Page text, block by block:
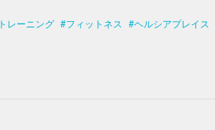
トレーニング フィットネス
ヘルシアプレイス